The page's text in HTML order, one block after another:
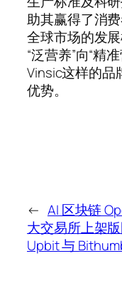
助其赢得了消
全球市场的发
“泛营养”向“精
Vinsic这样的品
优势。
← AI 区块链
大交易所上架
Upbit 与